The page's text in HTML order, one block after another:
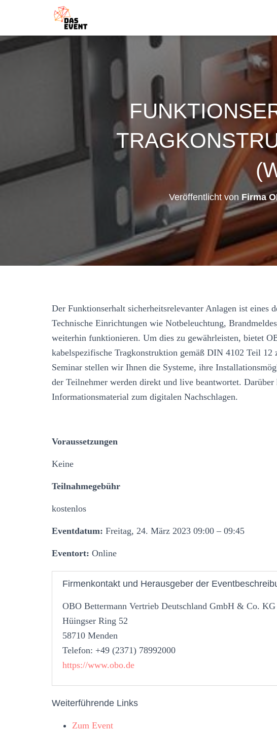
Veröffentlicht von Firma
Der Funktionserhalt sicherheitsrelevanter Anlagen ist eines
Technische Einrichtungen wie Notbeleuchtung,
weiterhin funktionieren. Um dies zu gewährleisten, bietet
kabelspezifische Tragkonstruktion gemäß DIN 4102 Teil 12
Seminar stellen wir Ihnen die Systeme, ihre
der Teilnehmer werden direkt und live beantwortet.
Informationsmaterial zum digitalen Nachschlagen.
Voraussetzungen
Keine
Teilnahmegebühr
kostenlos
Eventdatum: Freitag, 24. März 2023 09:00 – 09:45
Eventort: Online
Firmenkontakt und Herausgeber der
OBO Bettermann Vertrieb Deutschland GmbH & Co. KG
Hüingser Ring 52
58710 Menden
Telefon: +49 (2371) 78992000
https://www.obo.de
Weiterführende Links
Zum Event